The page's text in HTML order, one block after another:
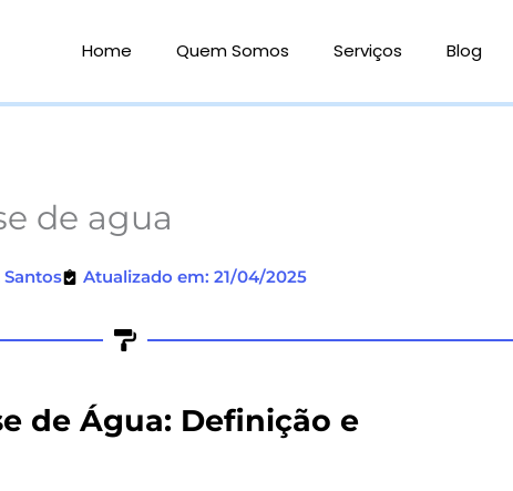
Home Quem Somos Serviços Blog
de agua
Santos Atualizado em: 21/04/2025
de Água: Definição e